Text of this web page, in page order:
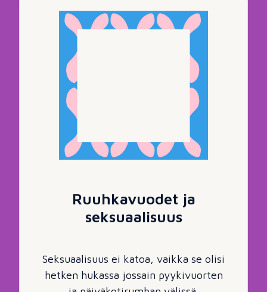
Ruuhkavuodet ja
seksuaalisuus
Seksuaalisuus ei katoa, vaikka se olisi
hetken hukassa jossain pyykivuorten